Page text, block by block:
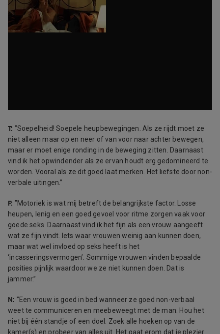
T: ”Soepelheid! Soepele heupbewegingen. Als ze rijdt moet ze
niet alleen maar op en neer of van voor naar achter bewegen,
maar er moet enige ronding in de beweging zitten. Daarnaast
vind ik het opwindender als ze ervan houdt erg gedomineerd te
worden. Vooral als ze dit goed laat merken. Het liefste door non-
verbale uitingen.”
F: ”Motoriek is wat mij betreft de belangrijkste factor. Losse
heupen, lenig en een goed gevoel voor ritme zorgen vaak voor
goede seks. Daarnaast vind ik het fijn als een vrouw aangeeft
wat ze fijn vindt. Iets waar vrouwen weinig aan kunnen doen,
maar wat wel invloed op seks heeft is het
‘incasseringsvermogen’. Sommige vrouwen vinden bepaalde
posities pijnlijk waardoor we ze niet kunnen doen. Dat is
jammer.”
N: ”Een vrouw is goed in bed wanneer ze goed non-verbaal
weet te communiceren en meebeweegt met de man. Hou het
niet bij één standje of een doel. Zoek alle hoeken op van de
kamer(s) en probeer van alles uit. Het gaat erom dat je plezier